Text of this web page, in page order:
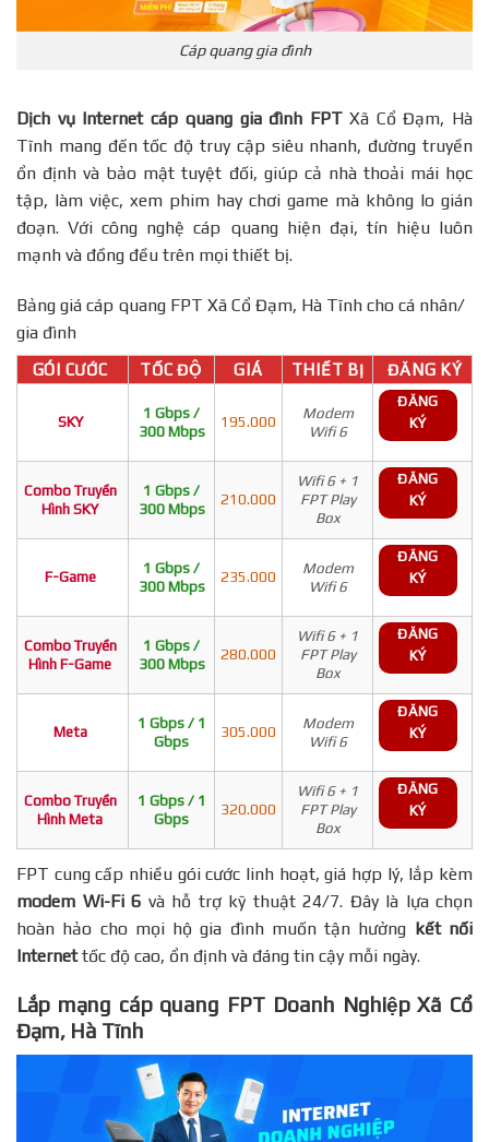
Cáp quang gia đình
Dịch vụ Internet cáp quang gia đình FPTXã Cổ Đạm, Hà
Tĩnh mang đến tốc độ truy cập siêu nhanh, đường truyền
ổn định và bảo mật tuyệt đối, giúp cả nhà thoải mái học
tập, làm việc, xem phim hay chơi game mà không lo gián
đoạn. Với công nghệ cáp quang hiện đại, tín hiệu luôn
mạnh và đồng đều trên mọi thiết bị.
Bảng giá cáp quang FPT Xã Cổ Đạm, Hà Tĩnh cho cá nhân/
gia đình
GÓI CƯỚC TỐC ĐỘ GIÁ THIẾT BỊ ĐĂNG KÝ
SKY
1 Gbps /
300 Mbps
195.000
Modem
Wifi 6
ĐĂNG
KÝ
Combo Truyền
Hình SKY
1 Gbps /
300 Mbps
210.000
Wifi 6 + 1
FPT Play
Box
ĐĂNG
KÝ
F-Game
1 Gbps /
300 Mbps
235.000
Modem
Wifi 6
ĐĂNG
KÝ
Combo Truyền
Hình F-Game
1 Gbps /
300 Mbps
280.000
Wifi 6 + 1
FPT Play
Box
ĐĂNG
KÝ
Meta
1 Gbps / 1
Gbps
305.000
Modem
Wifi 6
ĐĂNG
KÝ
Combo Truyền
Hình Meta
1 Gbps / 1
Gbps
320.000
Wifi 6 + 1
FPT Play
Box
ĐĂNG
KÝ
FPT cung cấp nhiều gói cước linh hoạt, giá hợp lý, lắp kèm
modem Wi-Fi 6 và hỗ trợ kỹ thuật 24/7. Đây là lựa chọn
hoàn hảo cho mọi hộ gia đình muốn tận hưởng kết nối
Internettốc độ cao, ổn định và đáng tin cậy mỗi ngày.
Lắp mạng cáp quang FPT Doanh Nghiệp Xã Cổ
Đạm, Hà Tĩnh